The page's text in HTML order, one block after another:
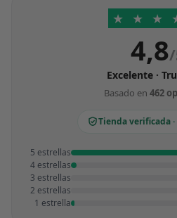
★ ★ ★
4,8
Excelente ·
Basado en 462
Tienda verificada
5 estrellas
4 estrellas
3 estrellas
2 estrellas
1 estrella